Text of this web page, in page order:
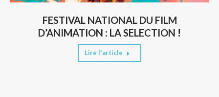
FESTIVAL NATIONAL DU FILM
D’ANIMATION : LA SELECTION !
Lire l'article